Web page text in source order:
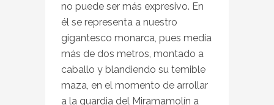
no puede ser más expresivo. En
él se representa a nuestro
gigantesco monarca, pues medía
más de dos metros, montado a
caballo y blandiendo su temible
maza, en el momento de arrollar
a la guardia del Miramamolín a